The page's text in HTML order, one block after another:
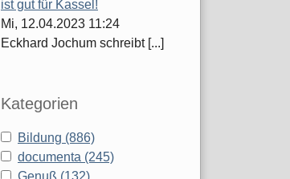
ist gut für Kassel!
Mi, 12.04.2023 11:24
Eckhard Jochum schreibt [...]
Kategorien
Bildung (886)
documenta (245)